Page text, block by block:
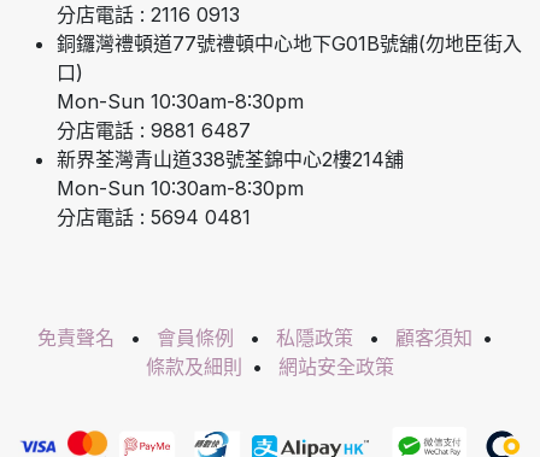
分店電話 : 2116 0913
銅鑼灣禮頓道77號禮頓中心地下G01B號舖(勿地臣街入
口)
Mon-Sun 10:30am-8:30pm
分店電話 : 9881 6487
新界荃灣青山道338號荃錦中心2樓214舖
Mon-Sun 10:30am-8:30pm
分店電話 : 5694 0481
免責聲名 • 會員條例 • 私隱政策 • 顧客須知 •
條款及細則 • 網站安全政策